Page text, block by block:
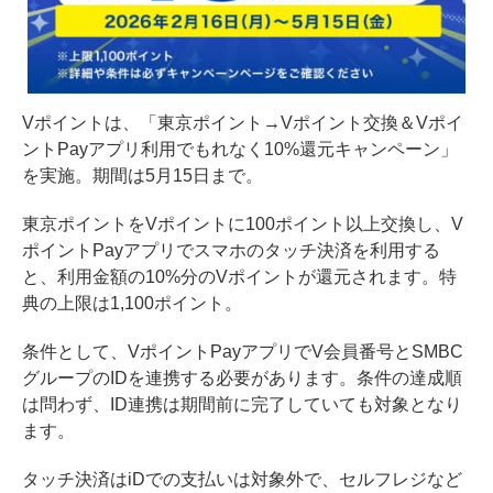
Vポイントは、「東京ポイント→Vポイント交換＆Vポイ
ントPayアプリ利用でもれなく10%還元キャンペーン」
を実施。期間は5月15日まで。
東京ポイントをVポイントに100ポイント以上交換し、V
ポイントPayアプリでスマホのタッチ決済を利用する
と、利用金額の10%分のVポイントが還元されます。特
典の上限は1,100ポイント。
条件として、VポイントPayアプリでV会員番号とSMBC
グループのIDを連携する必要があります。条件の達成順
は問わず、ID連携は期間前に完了していても対象となり
ます。
タッチ決済はiDでの支払いは対象外で、セルフレジなど